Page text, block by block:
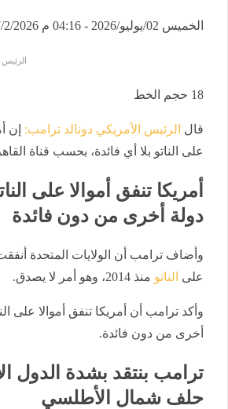
الخميس 02/يوليو/2026 - 04:16 م 2026 4:16:12 PM
الرئيس
18 حجم الخط
قال الرئيس الأمريكي دونالد ترامب: إن
على الناتو بلا أي فائدة، بحسب قناة
أمريكا تنفق أموالا على
دولة أخرى من دون فائدة
وأضاف ترامب أن الولايات المتحدة أنفقت
على الناتو منذ 2014، وهو أمر لا يصدق.
وأكد ترامب أن أمريكا تنفق أموالا على
أخرى من دون فائدة.
ترامب بنتقد بشدة الدول
حلف شمال الأطلسي